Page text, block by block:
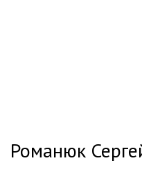
Романюк